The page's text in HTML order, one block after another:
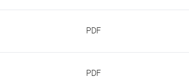
PDF
PDF